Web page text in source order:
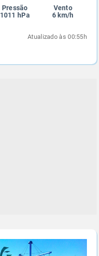
Pressão
1011 hPa
Vento
6 km/h
Atualizado às 00:55h